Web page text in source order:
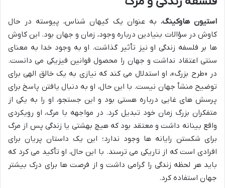
استیون هاوکینگ، به عنوان یک کیهان شناس، پیوسته در حال
کاوش در سؤالات بنیادین درباره وجود، زمان و جهان بود. این کاوش
ها بر فلسفه زندگی او نیز تأثیر گذاشت. او به وجود خدا به معنای
سنتی اعتقاد نداشت و جهان را محصول قوانین فیزیکی می دانست.
در «طرح بزرگ»، او استدلال می کند که نیازی به یک خالق الهی برای
توضیح منشأ جهان نیست. با این حال، او به دنبال یافتن پاسخ برای
پرسش های غایی درباره هستی بود و این جستجو، او را به یکی از
متفکران بزرگ زمان خود تبدیل کرد. در مواجهه با مرگ، او رویکردی
واقع بینانه داشت و معتقد بود که هیچ بهشتی یا زندگی پس از مرگ
برای شکستن رایانه ها وجود ندارد؛ این یک داستان پریان برای
افرادی است که از تاریکی می ترسند. با این حال، او تأکید می کرد که
باید هر لحظه زندگی را گرامی داشت و از فرصت ها برای درک بیشتر
جهان استفاده کرد.